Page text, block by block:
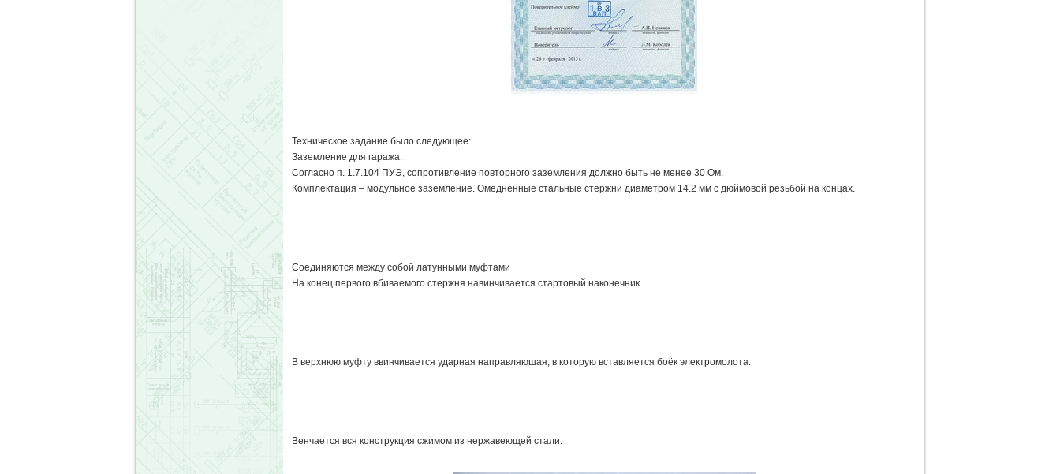
Техническое задание было следующее:
Заземление для гаража.
Согласно п. 1.7.104 ПУЭ, сопротивление повторного заземления должно быть не менее 30 Ом.
Комплектация – модульное заземление. Омеднённые стальные стержни диаметром 14.2 мм с дюймовой резьбой на концах.
Соединяются между собой латунными муфтами
На конец первого вбиваемого стержня навинчивается стартовый наконечник.
В верхнюю муфту ввинчивается ударная направляюшая, в которую вставляется боёк электромолота.
Венчается вся конструкция сжимом из нержавеющей стали.